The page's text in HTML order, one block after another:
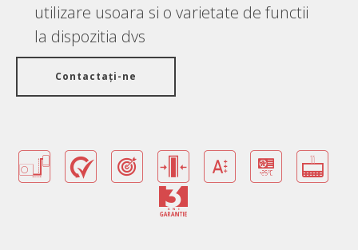
utilizare usoara si o varietate de functii
la dispozitia dvs
Contactați-ne